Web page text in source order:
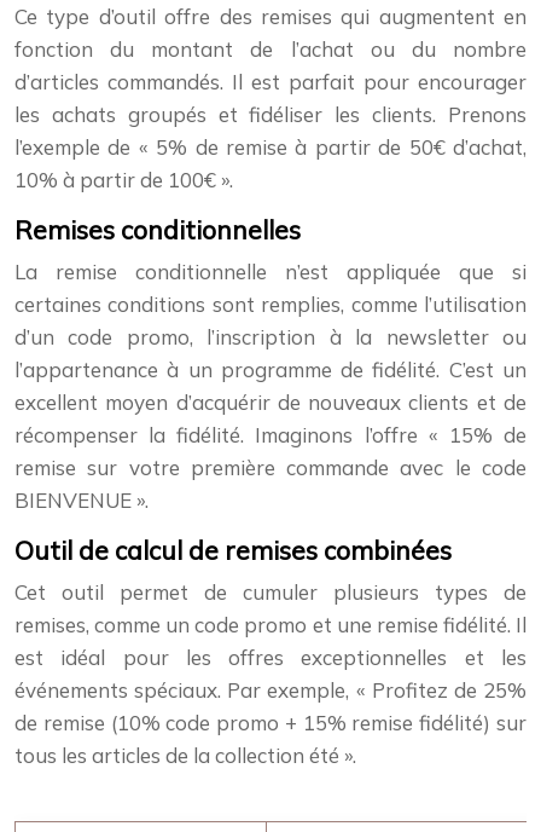
Ce type d’outil offre des remises qui augmentent en
fonction du montant de l’achat ou du nombre
d’articles commandés. Il est parfait pour encourager
les achats groupés et fidéliser les clients. Prenons
l’exemple de « 5% de remise à partir de 50€ d’achat,
10% à partir de 100€ ».
Remises conditionnelles
La remise conditionnelle n’est appliquée que si
certaines conditions sont remplies, comme l’utilisation
d’un code promo, l’inscription à la newsletter ou
l’appartenance à un programme de fidélité. C’est un
excellent moyen d’acquérir de nouveaux clients et de
récompenser la fidélité. Imaginons l’offre « 15% de
remise sur votre première commande avec le code
BIENVENUE ».
Outil de calcul de remises combinées
Cet outil permet de cumuler plusieurs types de
remises, comme un code promo et une remise fidélité. Il
est idéal pour les offres exceptionnelles et les
événements spéciaux. Par exemple, « Profitez de 25%
de remise (10% code promo + 15% remise fidélité) sur
tous les articles de la collection été ».